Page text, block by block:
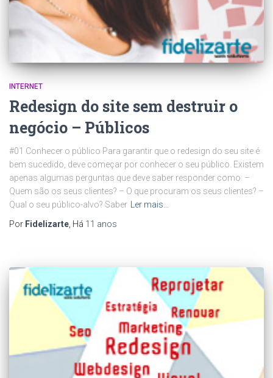
INTERNET
Redesign do site sem destruir o
negócio – Públicos
#01 Conhecer o público Para garantir que o redesign do seu site é
bem sucedido, deve começar por conhecer o seu público. Existem
apenas algumas perguntas que deve saber responder como: –
Quem são os seus clientes? – O que procuram os seus clientes? –
Qual o seu público-alvo? Saber
Ler mais…
Por Fidelizarte , Há 11 anos